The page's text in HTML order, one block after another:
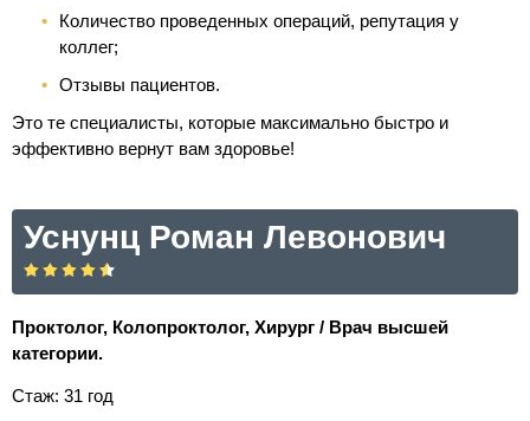
Количество проведенных операций, репутация у
коллег;
Отзывы пациентов.
Это те специалисты, которые максимально быстро и
эффективно вернут вам здоровье!
Уснунц Роман Левонович
Проктолог, Колопроктолог, Хирург / Врач высшей
категории.
Стаж: 31 год